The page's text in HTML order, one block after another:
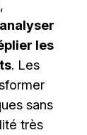
,
les
. Les
sans
très